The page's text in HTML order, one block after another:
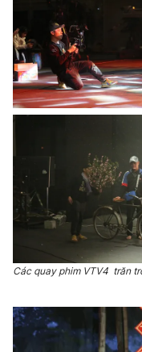
Các quay phim VTV4 trăn